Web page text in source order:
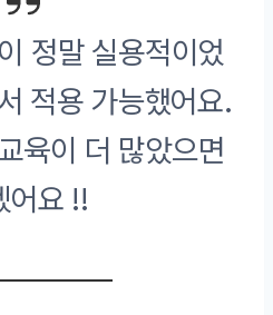
정말 실용적이었
적용 가능했어요.
육이 더 많았으면
어요 !!